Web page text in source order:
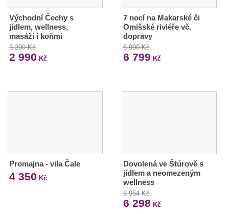
Východní Čechy s
jídlem, wellness,
masáží i koňmi
3 200 Kč
2 990 Kč
7 nocí na Makarské či
Omišské riviéře vč.
dopravy
6 990 Kč
6 799 Kč
Promajna - vila Čale
4 350 Kč
Dovolená ve Štúrově s
jídlem a neomezeným
wellness
6 954 Kč
6 298 Kč